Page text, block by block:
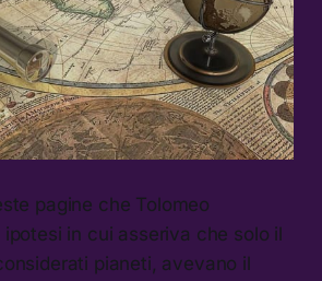
pagine che Tolomeo
in cui asseriva che solo il
pianeti, avevano il